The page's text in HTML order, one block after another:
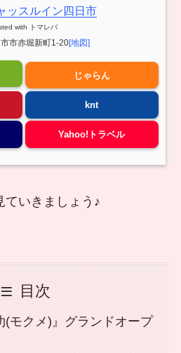
ッスルイン四日市
with トマレバ
市赤堀新町1-20[地図]
じゃらん
knt
Yahoo!トラベル
ていきましょう♪
目次
(モクメ)』グランドオープ